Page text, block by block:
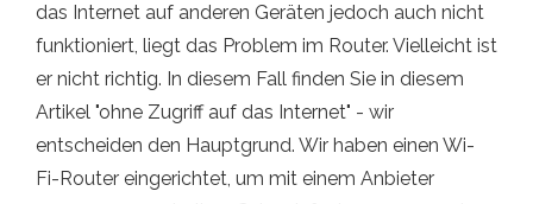
das Internet auf anderen Geräten jedoch auch nicht
funktioniert, liegt das Problem im Router. Vielleicht ist
er nicht richtig. In diesem Fall finden Sie in diesem
Artikel "ohne Zugriff auf das Internet" - wir
entscheiden den Hauptgrund. Wir haben einen Wi-
Fi-Router eingerichtet, um mit einem Anbieter